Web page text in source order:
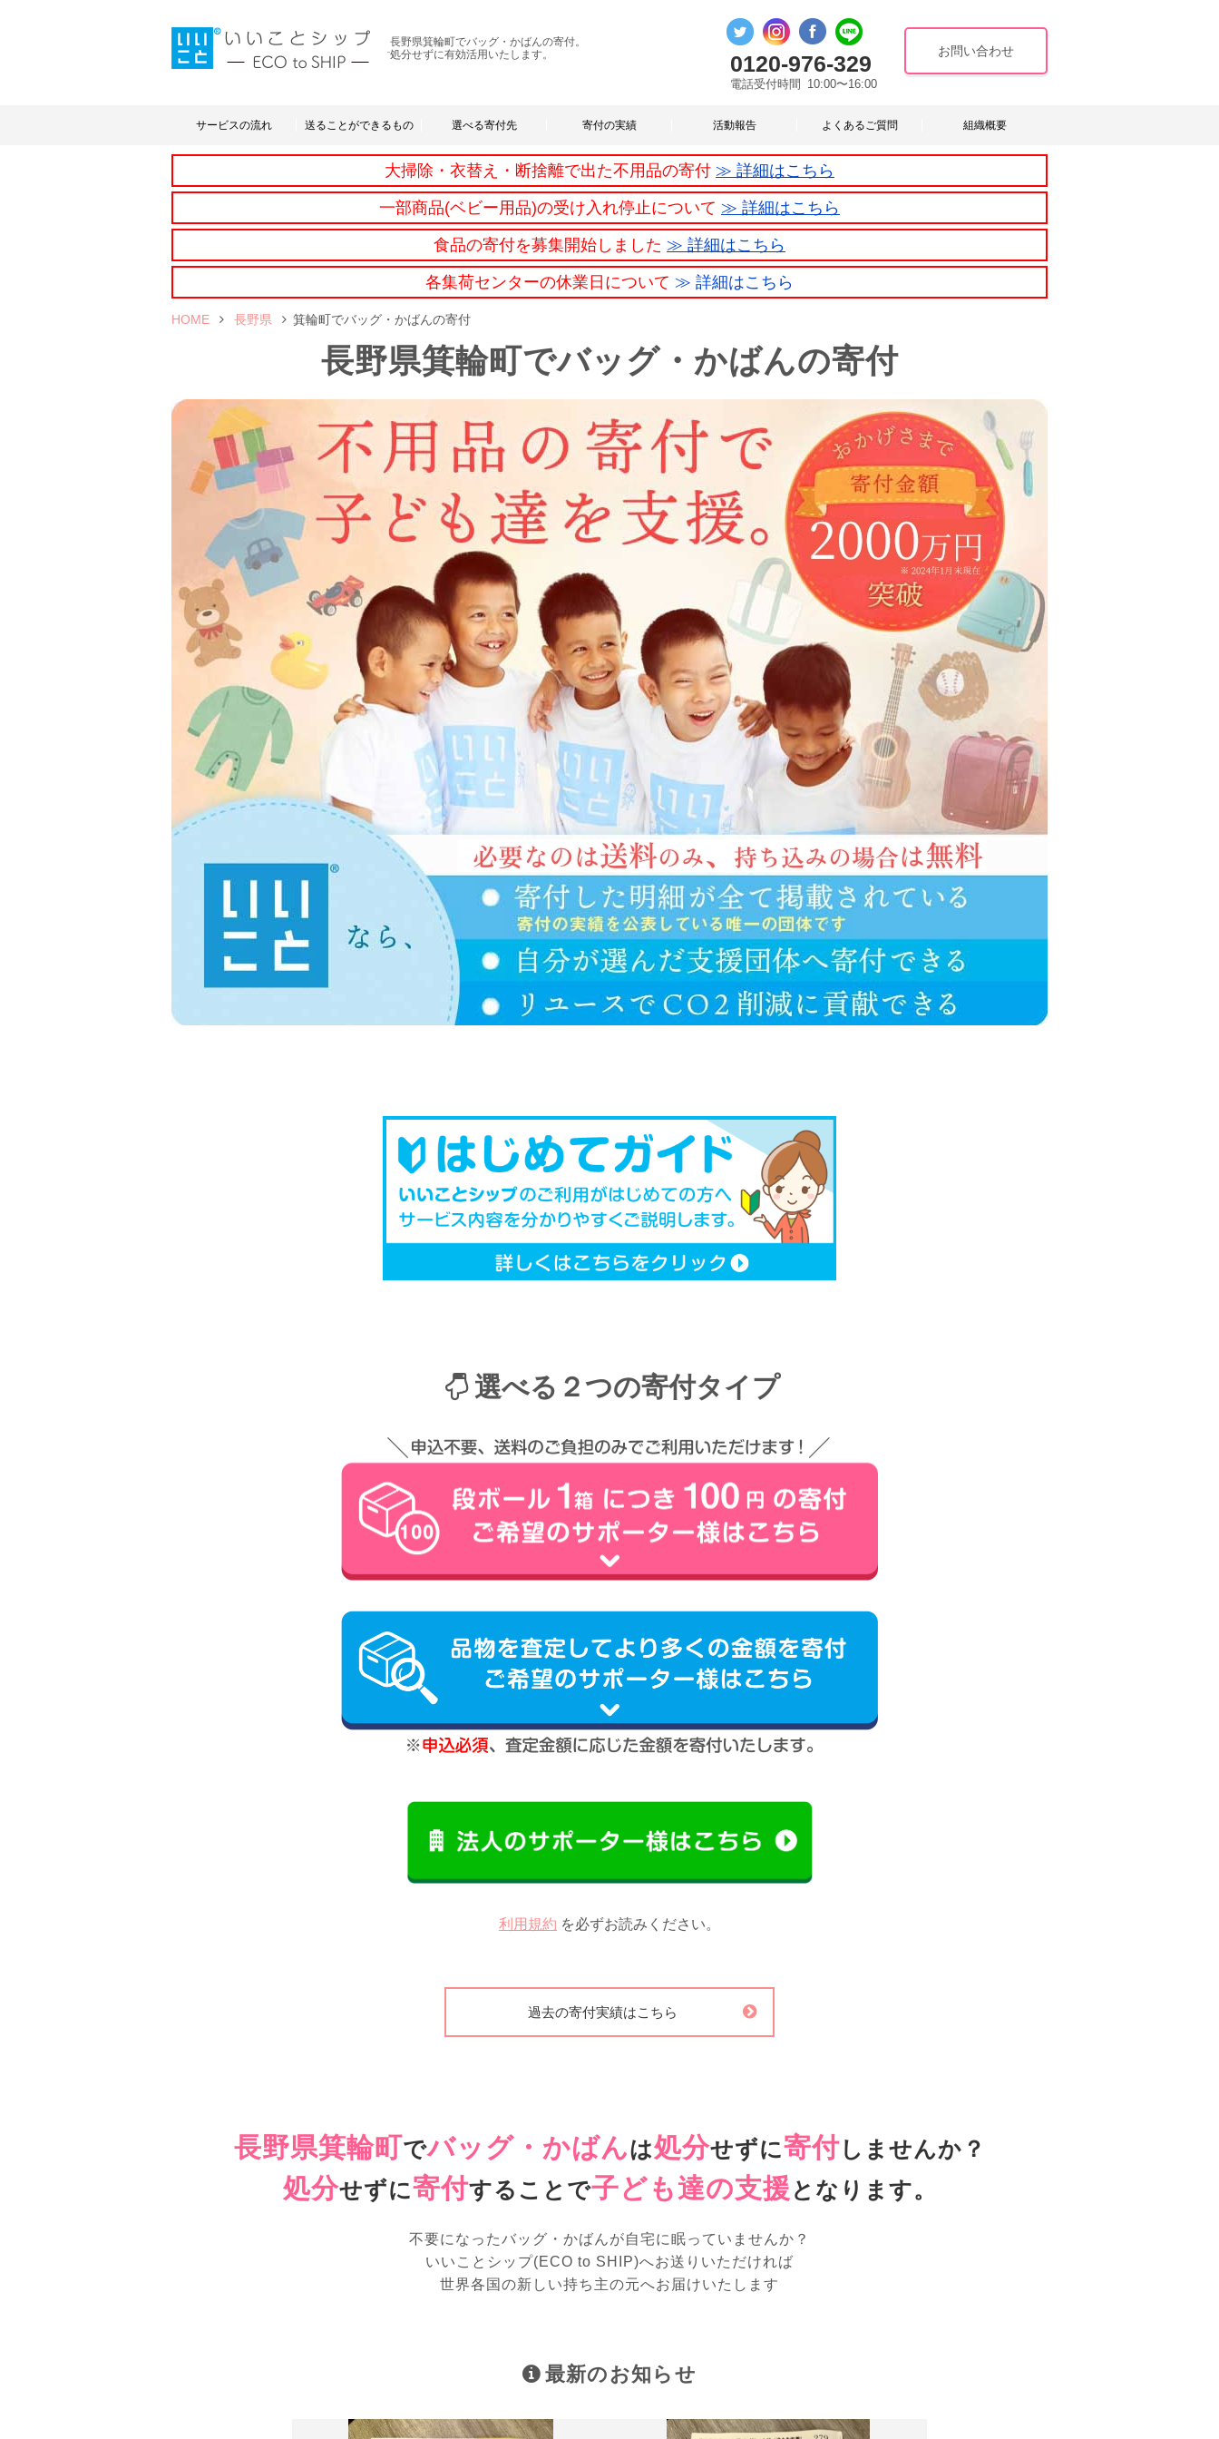
長野県箕輪町でバッグ・かばんの寄付。
処分せずに有効活用いたします。
0120-976-329
電話受付時間 10:00〜16:00
お問い合わせ
サービスの流れ 送ることができるもの 選べる寄付先 寄付の実績 活動報告 よくあるご質問 組織概要
大掃除・衣替え・断捨離で出た不用品の寄付 ≫ 詳細はこちら
一部商品(ベビー用品)の受け入れ停止について ≫ 詳細はこちら
食品の寄付を募集開始しました ≫ 詳細はこちら
各集荷センターの休業日について ≫ 詳細はこちら
HOME 長野県 箕輪町でバッグ・かばんの寄付
長野県箕輪町でバッグ・かばんの寄付
選べる２つの寄付タイプ
利用規約 を必ずお読みください。
過去の寄付実績はこちら
長野県箕輪町でバッグ・かばんは処分せずに寄付しませんか？
処分せずに寄付することで子ども達の支援 となります。
不要になったバッグ・かばんが自宅に眠っていませんか？
いいことシップ(ECO to SHIP)へお送りいただければ
世界各国の新しい持ち主の元へお届けいたします
最新のお知らせ